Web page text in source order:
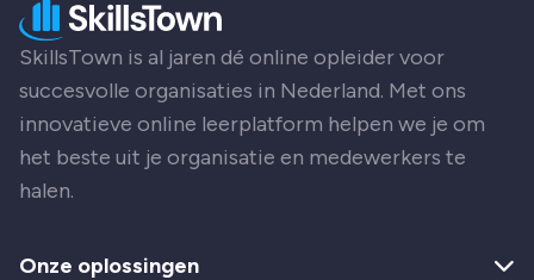
SkillsTown is al jaren dé online opleider voor
succesvolle organisaties in Nederland. Met ons
innovatieve online leerplatform helpen we je om
het beste uit je organisatie en medewerkers te
halen.
Onze oplossingen